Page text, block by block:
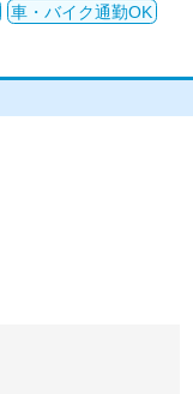
車・バイク通勤OK